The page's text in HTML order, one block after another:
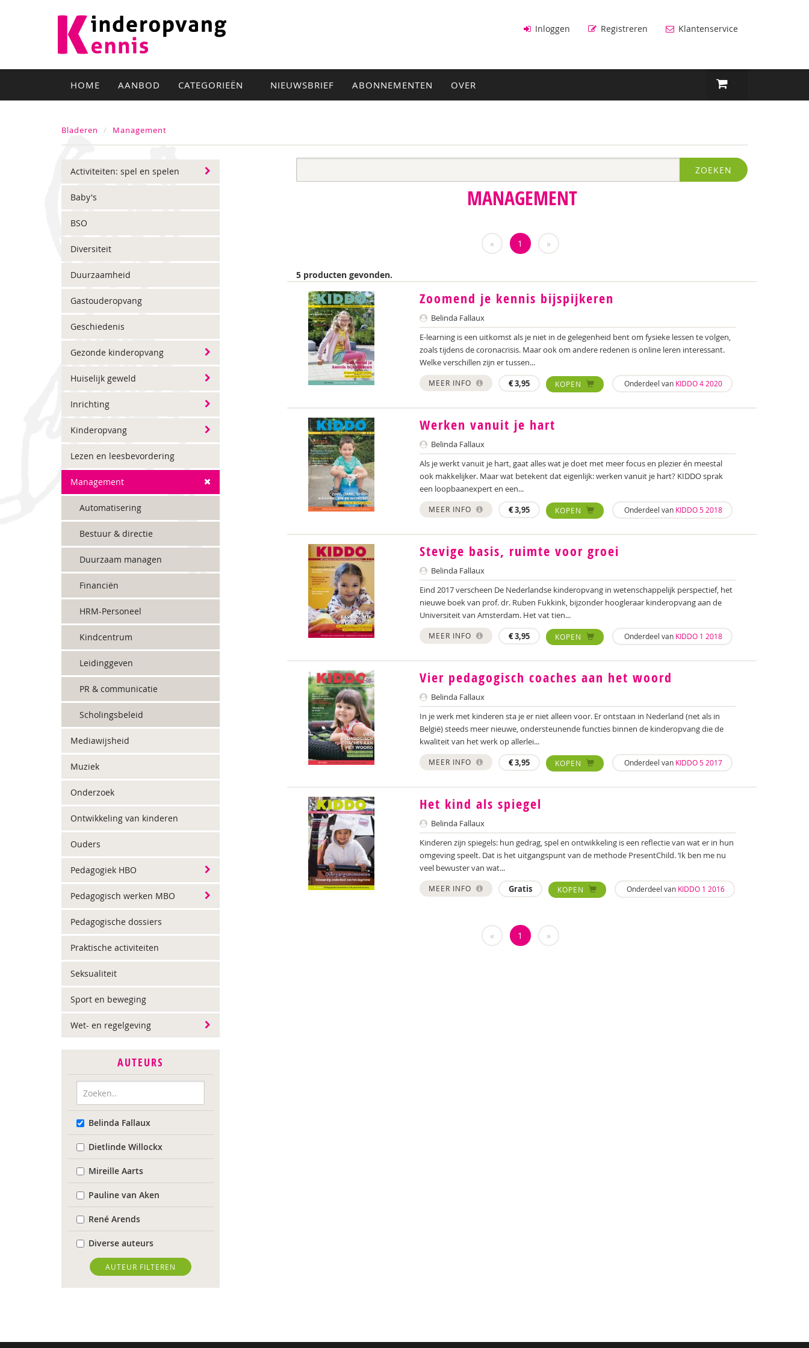
Inloggen Registreren Klantenservice
HOME AANBOD CATEGORIEËN NIEUWSBRIEF ABONNEMENTEN OVER
Bladeren Management
Activiteiten: spel en spelen
Baby's
BSO
Diversiteit
Duurzaamheid
Gastouderopvang
Geschiedenis
Gezonde kinderopvang
Huiselijk geweld
Inrichting
Kinderopvang
Lezen en leesbevordering
Management
Automatisering
Bestuur & directie
Duurzaam managen
Financiën
HRM-Personeel
Kindcentrum
Leidinggeven
PR & communicatie
Scholingsbeleid
Mediawijsheid
Muziek
Onderzoek
Ontwikkeling van kinderen
Ouders
Pedagogiek HBO
Pedagogisch werken MBO
Pedagogische dossiers
Praktische activiteiten
Seksualiteit
Sport en beweging
Wet- en regelgeving
AUTEURS
Belinda Fallaux
Dietlinde Willockx
Mireille Aarts
Pauline van Aken
René Arends
Diverse auteurs
Roli Ayutsede
Rosalie Baan
Pieter Paul Bakker
AUTEUR FILTEREN
ZOEKEN
MANAGEMENT
« 1 »
5 producten gevonden.
Zoomend je kennis bijspijkeren
Belinda Fallaux
E-learning is een uitkomst als je niet in de gelegenheid bent om fysieke lessen te volgen,
zoals tijdens de coronacrisis. Maar ook om andere redenen is online leren interessant.
Welke verschillen zijn er tussen...
MEER INFO €3,95 KOPEN Onderdeel van KIDDO 4 2020
Werken vanuit je hart
Belinda Fallaux
Als je werkt vanuit je hart, gaat alles wat je doet met meer focus en plezier én meestal
ook makkelijker. Maar wat betekent dat eigenlijk: werken vanuit je hart? KIDDO sprak
een loopbaanexpert en een...
MEER INFO €3,95 KOPEN Onderdeel van KIDDO 5 2018
Stevige basis, ruimte voor groei
Belinda Fallaux
Eind 2017 verscheen De Nederlandse kinderopvang in wetenschappelijk perspectief, het
nieuwe boek van prof. dr. Ruben Fukkink, bijzonder hoogleraar kinderopvang aan de
Universiteit van Amsterdam. Het vat tien...
MEER INFO €3,95 KOPEN Onderdeel van KIDDO 1 2018
Vier pedagogisch coaches aan het woord
Belinda Fallaux
In je werk met kinderen sta je er niet alleen voor. Er ontstaan in Nederland (net als in
België) steeds meer nieuwe, ondersteunende functies binnen de kinderopvang die de
kwaliteit van het werk op allerlei...
MEER INFO €3,95 KOPEN Onderdeel van KIDDO 5 2017
Het kind als spiegel
Belinda Fallaux
Kinderen zijn spiegels: hun gedrag, spel en ontwikkeling is een reflectie van wat er in hun
omgeving speelt. Dat is het uitgangspunt van de methode PresentChild. ‘Ik ben me nu
veel bewuster van wat...
MEER INFO Gratis KOPEN Onderdeel van KIDDO 1 2016
« 1 »